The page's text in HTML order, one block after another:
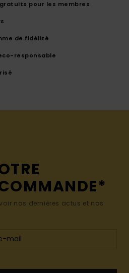
pour les membres
de fidélité
responsable
nos dernières actus et nos